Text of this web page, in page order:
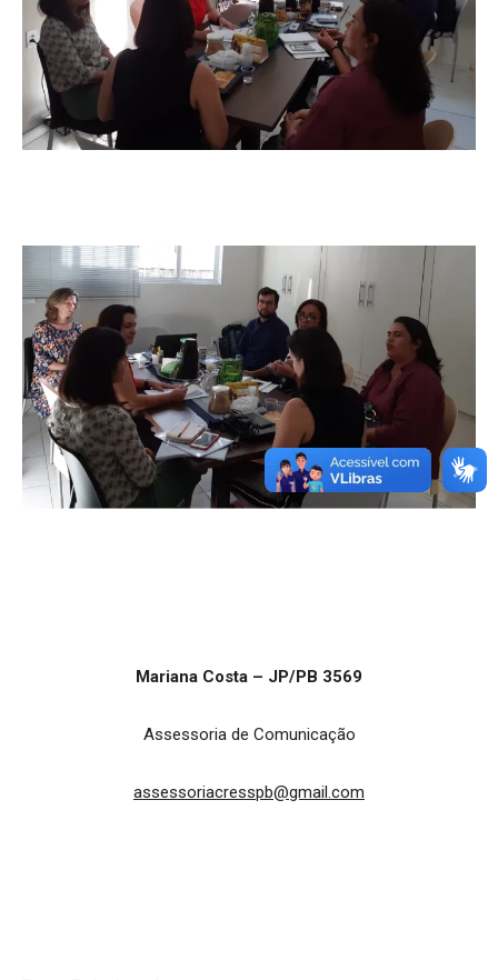
Mariana Costa – JP/PB 3569
Assessoria de Comunicação
assessoriacresspb@gmail.com